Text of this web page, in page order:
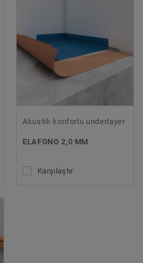
Akustik konforlu underlayer
ELAFONO 2,0 MM
Karşılaştır